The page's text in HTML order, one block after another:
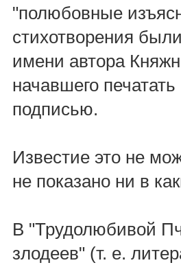
"полюбовные
стихотворения
имени автора
начавшего
подписью.
Известие это не
не показано ни в
В "Трудолюбивой
злодеев" (т. е.